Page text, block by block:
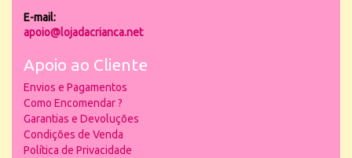
E-mail:
apoio@lojadacrianca.net
Apoio ao Cliente
Envios e Pagamentos
Como Encomendar ?
Garantias e Devoluções
Condições de Venda
Política de Privacidade